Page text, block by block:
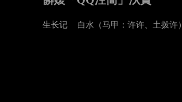
生长记 白水（马甲：许许、土拨许）